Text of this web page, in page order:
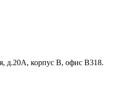
д.20А, корпус В, офис В318.